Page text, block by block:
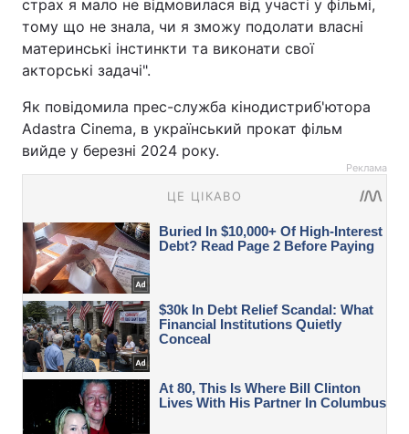
страх я мало не відмовилася від участі у фільмі,
тому що не знала, чи я зможу подолати власні
материнські інстинкти та виконати свої
акторські задачі".
Як повідомила прес-служба кінодистриб'ютора
Adastra Cinema, в український прокат фільм
вийде у березні 2024 року.
Реклама